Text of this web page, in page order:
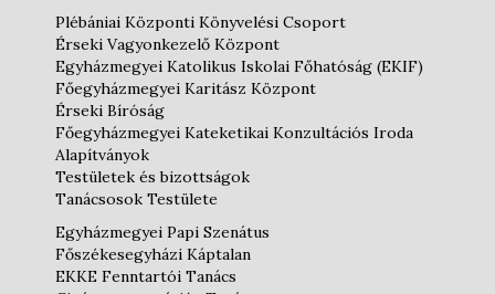
Plébániai Központi Könyvelési Csoport
Érseki Vagyonkezelő Központ
Egyházmegyei Katolikus Iskolai Főhatóság (EKIF)
Főegyházmegyei Karitász Központ
Érseki Bíróság
Főegyházmegyei Kateketikai Konzultációs Iroda
Alapítványok
Testületek és bizottságok
Tanácsosok Testülete
Egyházmegyei Papi Szenátus
Főszékesegyházi Káptalan
EKKE Fenntartói Tanács